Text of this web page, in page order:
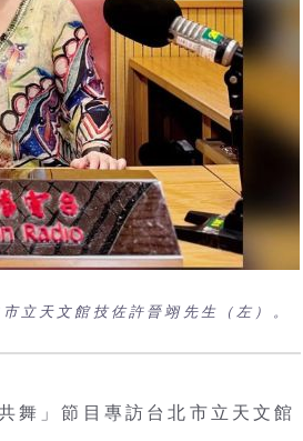
立天文館技佐許晉翊先生（左）。
舞」節目專訪台北市立天文館